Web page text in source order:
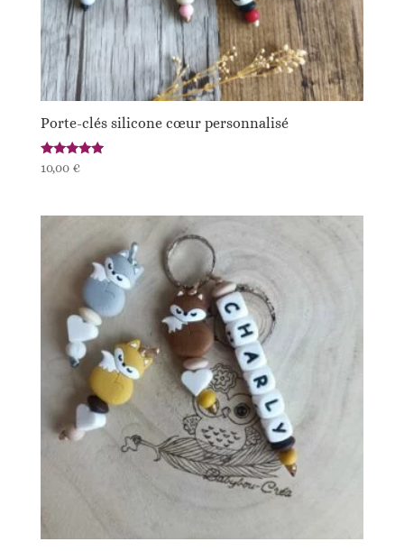
Porte-clés silicone cœur personnalisé
Note
5.00
10,00 €